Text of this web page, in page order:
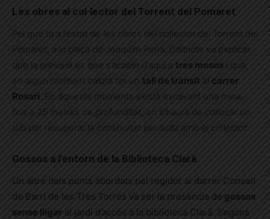
Les obres al col·lector del Torrent del Pomaret
Pel que fa a l’estat de les obres del col·lector del Torrent del
Pomaret, a la plaça de Joaquim Pena, Districte va explicar
que la previsió és que s’acabin d’aquí a tres mesos i que
en algun moment caldrà fer un tall de trànsit al carrer
Rosari. En aquests moments s’està excavant una mina
fins a 25 metres de profunditat, on s’haurà de col·locar un
tub per recuperar la continuïtat perduda amb el col·lector.
Gossos a l’entorn de la Biblioteca Clarà
Un altre dels punts abordats pel regidor al darrer Consell
de Barri de les Tres Torres va ser la presència de gossos
sense lligar al jardí d’accés a la biblioteca Clarà. Segons